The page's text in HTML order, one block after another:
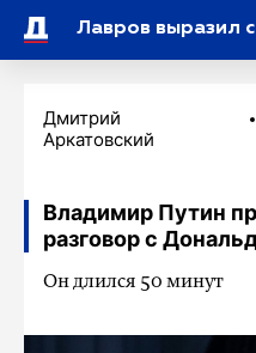
Дмитрий
Аркатовский
Владимир Путин
разговор с
Он длился 50 минут